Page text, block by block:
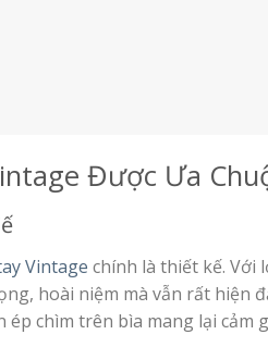
Được Ưa
Vintage chính là thiết kế. Với
hoài niệm mà vẫn rất hiện
ép chìm trên bìa mang lại cảm